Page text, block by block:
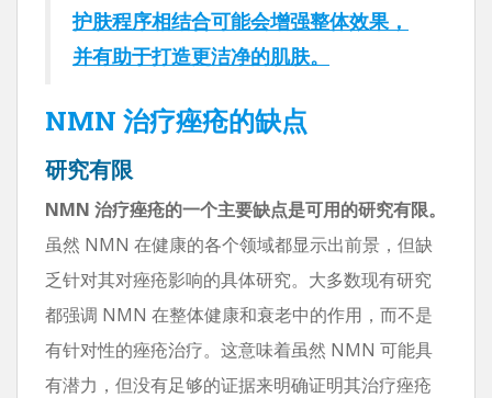
护肤程序相结合可能会增强整体效果，
并有助于打造更洁净的肌肤。
NMN 治疗痤疮的缺点
研究有限
NMN 治疗痤疮的一个主要缺点是可用的研究有限。
虽然 NMN 在健康的各个领域都显示出前景，但缺
乏针对其对痤疮影响的具体研究。大多数现有研究
都强调 NMN 在整体健康和衰老中的作用，而不是
有针对性的痤疮治疗。这意味着虽然 NMN 可能具
有潜力，但没有足够的证据来明确证明其治疗痤疮